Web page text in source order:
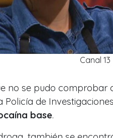
Canal 13
no se pudo comprobar
Policía de
base.